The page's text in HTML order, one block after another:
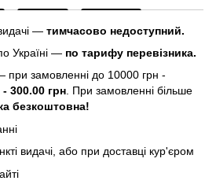
— тимчасово недоступний.
Україні — по тарифу перевізника.
при замовленні до 10000 грн -
- 300.00 грн. При замовленні більше
безкоштовна!
видачі, або при доставці кур'єром